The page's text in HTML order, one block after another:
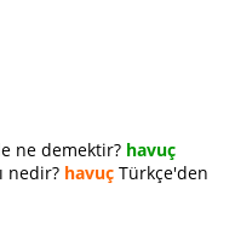
ne demektir? havuç
nedir? havuç Türkçe'den